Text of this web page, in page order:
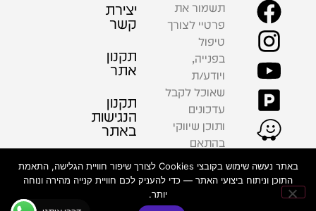
תשמור את
פרטיי לצורך
טיפול
בפנייה,
ויודע/ת
שאוכל לקבל
עדכונים
ותוכן שיווקי
בהתאם
הפרטיות .
שליחה
יצירת
קשר
תקנון
אתר
תקנון
הנגישות
באתר
פרטיות
באתר נעשה שימוש בקובצי Cookies לצורך שיפור חוויית הגלישה, התאמת
התוכן וניתוח ביצועי האתר — כדי להעניק לכם חוויית קנייה מהירה ונוחה
יותר.